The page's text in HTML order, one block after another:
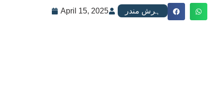
April 15, 2025 ہرش مندر